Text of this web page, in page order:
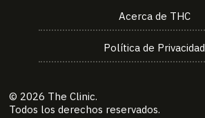
Acerca de THC
Política de Privacidad
© 2026 The Clinic.
Todos los derechos reservados.